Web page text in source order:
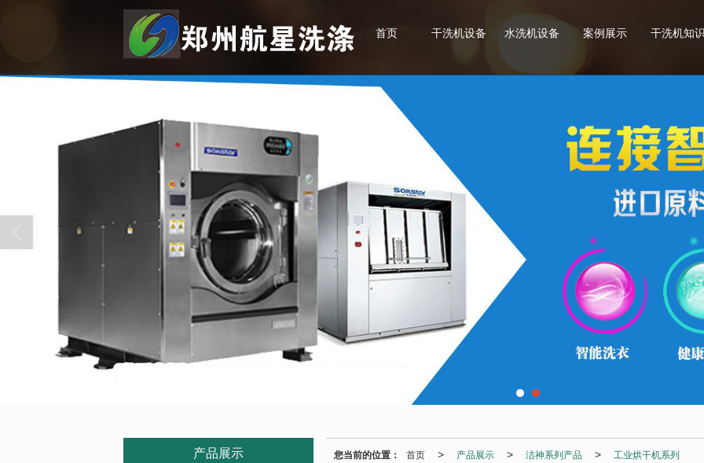
首页 干洗机设备 水洗机设备 案例展示 干洗机知
您当前的位置： 首页 > 产品展示 > 洁神系列产品 > 工业烘干机系列
产品展示